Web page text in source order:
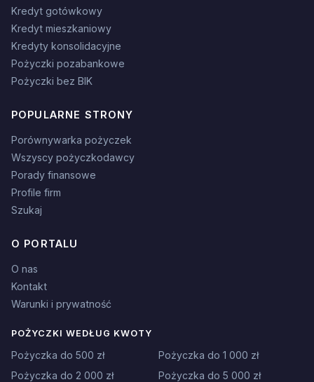
Kredyt gotówkowy
Kredyt mieszkaniowy
Kredyty konsolidacyjne
Pożyczki pozabankowe
Pożyczki bez BIK
POPULARNE STRONY
Porównywarka pożyczek
Wszyscy pożyczkodawcy
Porady finansowe
Profile firm
Szukaj
O PORTALU
O nas
Kontakt
Warunki i prywatność
POŻYCZKI WEDŁUG KWOTY
Pożyczka do 500 zł
Pożyczka do 1 000 zł
Pożyczka do 2 000 zł
Pożyczka do 5 000 zł